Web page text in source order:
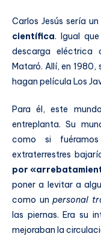
Carlos Jesús sería
científica. Igual
descarga eléctrica
Mataró. Allí, en
hagan película Los
Para él, este
entreplanta. Su
como si
extraterrestres
por
poner a levitar a
como un personal
las piernas. Era su
mejoraban la